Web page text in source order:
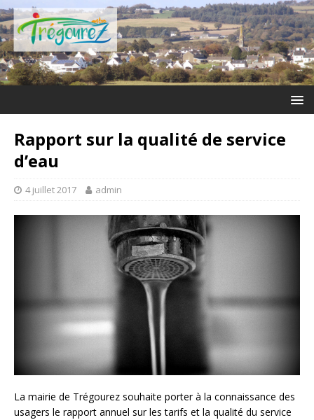
Rapport sur la qualité de service
d’eau
4 juillet 2017 admin
La mairie de Trégourez souhaite porter à la connaissance des
usagers le rapport annuel sur les tarifs et la qualité du service